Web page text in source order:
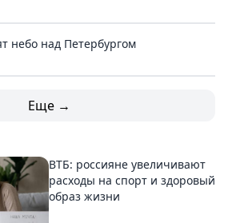
небо над Петербургом
Еще →
ВТБ: россияне увеличивают
расходы на спорт и здоровый
образ жизни